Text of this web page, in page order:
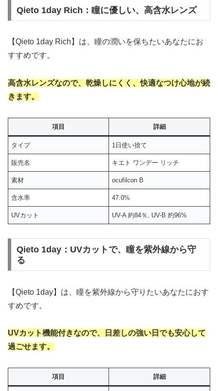
Qieto 1day Rich：瞳に優しい、高含水レンズ
【Qieto 1day Rich】は、瞳の潤いを保ちたいあなたにお
すすめです。
高含水レンズなので、乾燥しにくく、快適なつけ心地が続
きます。
項目 詳細
タイプ 1日使い捨て
販売名 キエト ワンデー リッチ
素材 ocufilcon B
含水率 47.0%
UVカット UV-A 約84％, UV-B 約96%
Qieto 1day：UVカットで、瞳を紫外線から守
る
【Qieto 1day】は、瞳を紫外線から守りたいあなたにおす
すめです。
UVカット機能付きなので、日差しの強い日でも安心して
過ごせます。
項目 詳細